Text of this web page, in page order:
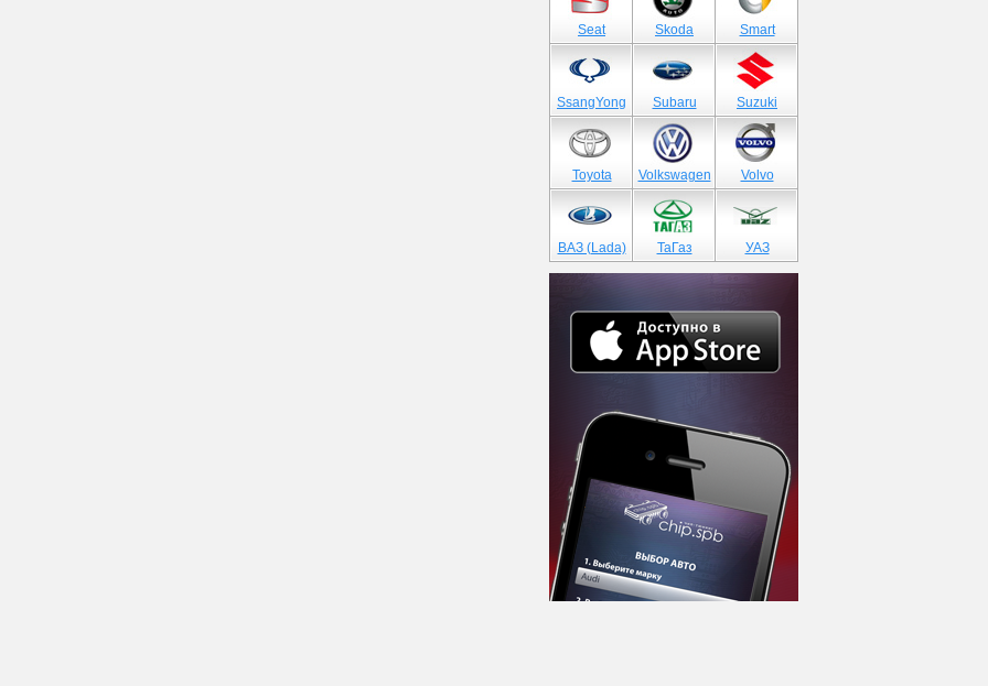
Seat Skoda Smart
SsangYong Subaru Suzuki
Toyota Volkswagen Volvo
ВАЗ (Lada) ТаГаз УАЗ